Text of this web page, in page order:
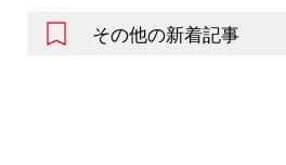
その他の新着記事